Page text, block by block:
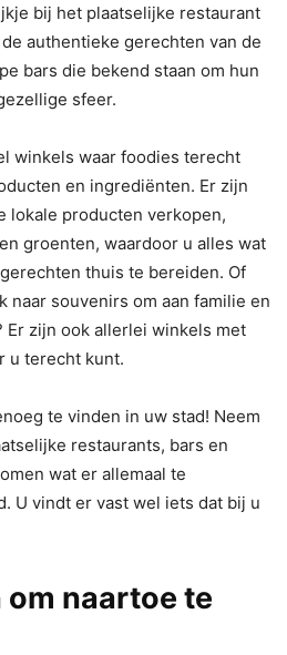
bij het plaatselijke restaurant
authentieke gerechten van de
bars die bekend staan om hun
sfeer.
winkels waar foodies terecht
en ingrediënten. Er zijn
lokale producten verkopen,
groenten, waardoor u alles wat
thuis te bereiden. Of
naar souvenirs om aan familie en
Er zijn ook allerlei winkels met
u terecht kunt.
te vinden in uw stad! Neem
restaurants, bars en
wat er allemaal te
U vindt er vast wel iets dat bij u
om naartoe te